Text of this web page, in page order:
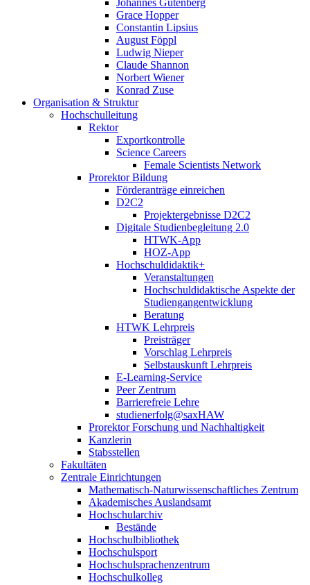
Grace Hopper
Constantin Lipsius
August Föppl
Ludwig Nieper
Claude Shannon
Norbert Wiener
Konrad Zuse
Organisation & Struktur
Hochschulleitung
Rektor
Exportkontrolle
Science Careers
Female Scientists Network
Prorektor Bildung
Förderanträge einreichen
D2C2
Projektergebnisse D2C2
Digitale Studienbegleitung 2.0
HTWK-App
HOZ-App
Hochschuldidaktik+
Veranstaltungen
Hochschuldidaktische Aspekte der
Studiengangentwicklung
Beratung
HTWK Lehrpreis
Preisträger
Vorschlag Lehrpreis
Selbstauskunft Lehrpreis
E-Learning-Service
Peer Zentrum
Barrierefreie Lehre
studienerfolg@saxHAW
Prorektor Forschung und Nachhaltigkeit
Kanzlerin
Stabsstellen
Fakultäten
Zentrale Einrichtungen
Mathematisch-Naturwissenschaftliches Zentrum
Akademisches Auslandsamt
Hochschularchiv
Bestände
Hochschulbibliothek
Hochschulsport
Hochschulsprachenzentrum
Hochschulkolleg